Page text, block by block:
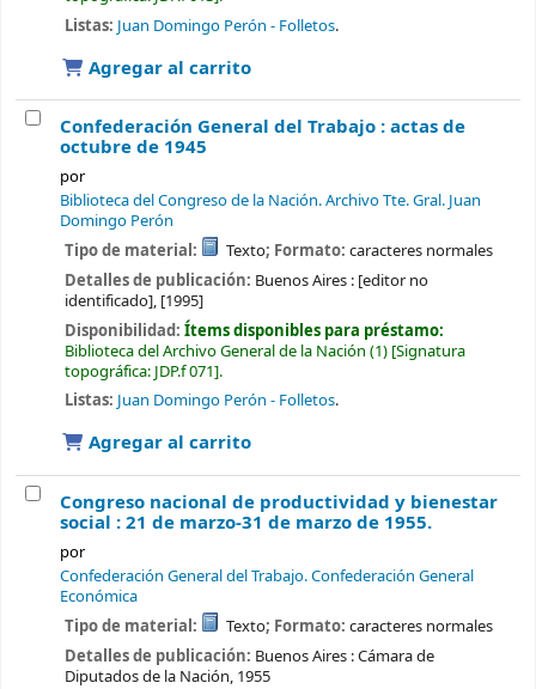
Listas: Juan Domingo Perón - Folletos.
Agregar al carrito
Confederación General del Trabajo : actas de
octubre de 1945
por
Biblioteca del Congreso de la Nación. Archivo Tte. Gral. Juan
Domingo Perón
Tipo de material: Texto; Formato:caracteres normales
Detalles de publicación: Buenos Aires : [editor no
identificado], [1995]
Disponibilidad: Ítems disponibles para préstamo:
Biblioteca del Archivo General de la Nación (1) Signatura
topográfica: JDP.f 071 .
Listas: Juan Domingo Perón - Folletos.
Agregar al carrito
Congreso nacional de productividad y bienestar
social : 21 de marzo-31 de marzo de 1955.
por
Confederación General del Trabajo. Confederación General
Económica
Tipo de material: Texto; Formato:caracteres normales
Detalles de publicación: Buenos Aires :Cámara de
Diputados de la Nación, 1955